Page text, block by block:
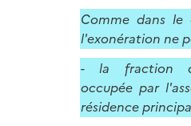
Comme dans le
l'exonération ne
- la fraction
occupée par
résidence